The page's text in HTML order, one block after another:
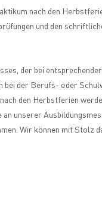
nach den
und den
der bei
bei der Berufs- oder
den Herbstferien
unserer
Wir können mit